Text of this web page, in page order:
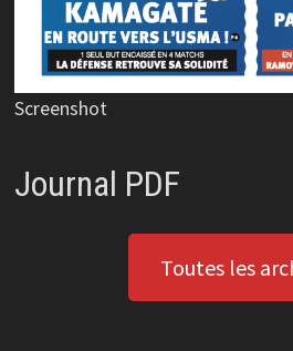
Screenshot
Journal PDF
Toutes les